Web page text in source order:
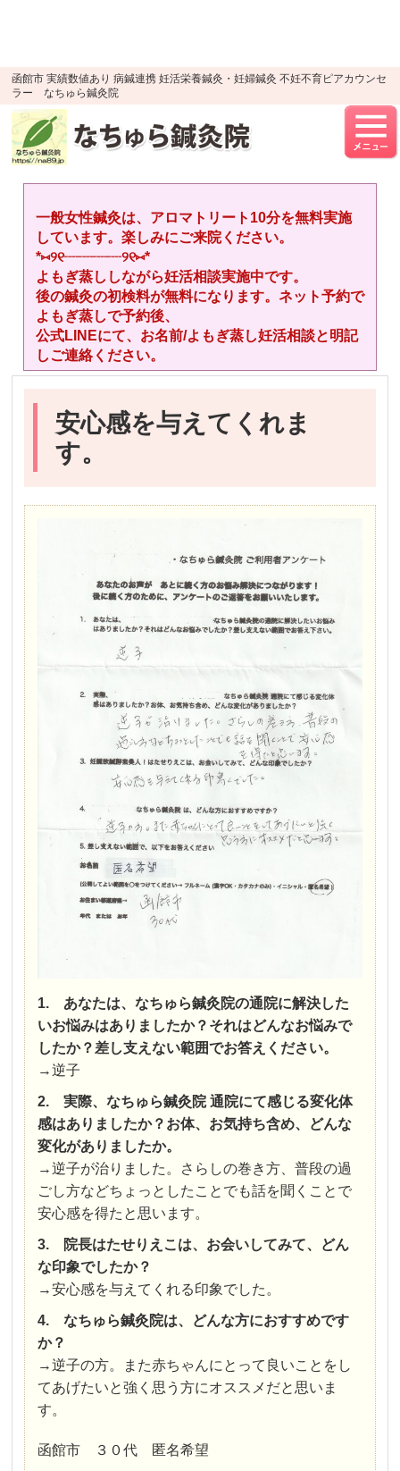
函館市 実績数値あり 病鍼連携 妊活栄養鍼灸・妊婦鍼灸 不妊不育ピアカウンセ
ラー なちゅら鍼灸院
一般女性鍼灸は、アロマトリート10分を無料実施
しています。楽しみにご来院ください。
*⑅︎୨୧┈︎┈︎┈︎┈︎୨୧⑅︎*
よもぎ蒸ししながら妊活相談実施中です。
後の鍼灸の初検料が無料になります。ネット予約で
よもぎ蒸しで予約後、
公式LINEにて、お名前/よもぎ蒸し妊活相談と明記
しご連絡ください。
安心感を与えてくれま
す。
1. あなたは、なちゅら鍼灸院の通院に解決した
いお悩みはありましたか？それはどんなお悩みで
したか？差し支えない範囲でお答えください。
→逆子
2. 実際、なちゅら鍼灸院 通院にて感じる変化体
感はありましたか？お体、お気持ち含め、どんな
変化がありましたか。
→逆子が治りました。さらしの巻き方、普段の過
ごし方などちょっとしたことでも話を聞くことで
安心感を得たと思います。
3. 院長はたせりえこは、お会いしてみて、どん
な印象でしたか？
→安心感を与えてくれる印象でした。
4. なちゅら鍼灸院は、どんな方におすすめです
か？
→逆子の方。また赤ちゃんにとって良いことをし
てあげたいと強く思う方にオススメだと思いま
す。
函館市 ３０代 匿名希望